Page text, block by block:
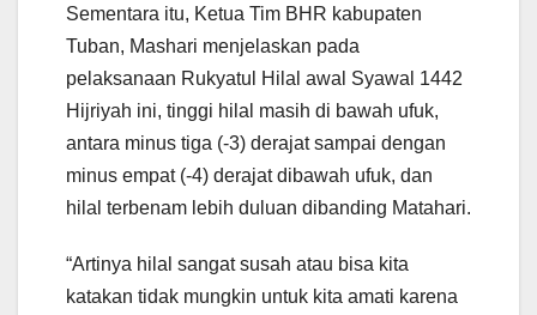
Sementara itu, Ketua Tim BHR kabupaten
Tuban, Mashari menjelaskan pada
pelaksanaan Rukyatul Hilal awal Syawal 1442
Hijriyah ini, tinggi hilal masih di bawah ufuk,
antara minus tiga (-3) derajat sampai dengan
minus empat (-4) derajat dibawah ufuk, dan
hilal terbenam lebih duluan dibanding Matahari.
“Artinya hilal sangat susah atau bisa kita
katakan tidak mungkin untuk kita amati karena